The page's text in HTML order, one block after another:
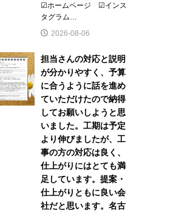
☑ホームページ ☑インス
タグラム…
2026-08-06
担当さんの対応と説明
が分かりやすく、予算
に合うように話を進め
ていただけたので納得
してお願いしようと思
いました。工期は予定
より伸びましたが、工
事の方の対応は良く、
仕上がりにはとても満
足しています。提案・
仕上がりともに良い会
社だと思います。名古